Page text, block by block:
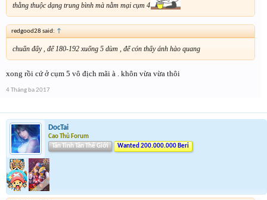
thằng thuộc dạng trung bình mà nằm mại cụm 4
redgood28 said: ↑
chuẩn đấy , để 180-192 xuống 5 dùm , để cón thấy ánh hào quang
xong rồi cứ ở cụm 5 vô địch mãi à . khôn vừa vừa thôi
4 Tháng ba 2017
DocTai
Cao Thủ Forum
Tân Tinh Tân Thế Giới
Wanted 200.000.000 Beri